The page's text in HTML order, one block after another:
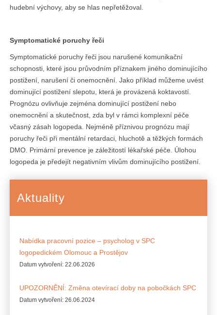
hudební výchovy, aby se hlas nepřetěžoval.
Symptomatické poruchy řeči
Symptomatické poruchy řeči jsou narušené komunikační
schopnosti, které jsou průvodním příznakem jiného dominujícího
postižení, narušení či onemocnění. Jako příklad můžeme uvést
dominující postižení slepotu, která je provázená koktavostí.
Prognózu ovlivňuje zejména dominující postižení nebo
onemocnění a skutečnost, zda byl v rámci komplexní péče
včasný zásah logopeda. Nejméně příznivou prognózu mají
poruchy řeči při mentální retardaci, hluchotě a těžkých formách
DMO. Primární prevence je záležitostí lékařské péče. Úlohou
logopeda je předejít negativním vlivům dominujícího postižení.
Aktuality
Nabídka pracovní pozice – psycholog v SPC
logopedickém Olomouc a Prostějov
Datum vytvoření: 22.06.2026
UPOZORNĚNÍ: Změna otevírací doby na pobočkách SPC
Datum vytvoření: 26.06.2024